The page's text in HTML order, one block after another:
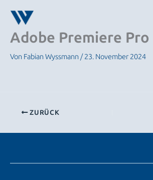
Inhalt
springen
Adobe Premiere Pro
Von Fabian Wyssmann /23. November 2024
ZURÜCK